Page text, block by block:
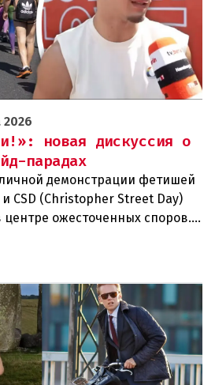
2026
новая дискуссия о
парадах
демонстрации фетишей
CSD (Christopher Street Day)
центре ожесточенных споров.
ЛГБТК+